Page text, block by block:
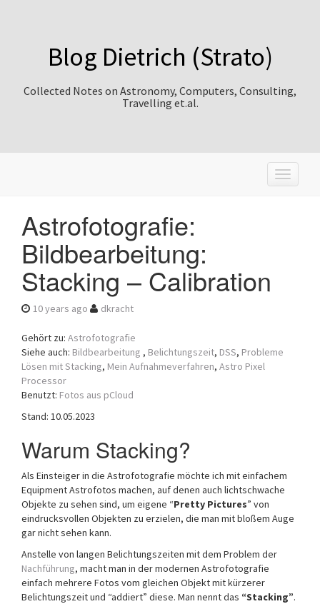
Blog Dietrich (Strato)
Collected Notes on Astronomy, Computers, Consulting,
Travelling et.al.
T
o
Astrofotografie:
Bildbearbeitung:
Stacking – Calibration
10 years ago dkracht
Gehört zu: Astrofotografie
Siehe auch: Bildbearbeitung , Belichtungszeit, DSS, Probleme
Lösen mit Stacking, Mein Aufnahmeverfahren, Astro Pixel
Processor
Benutzt: Fotos aus pCloud
Stand: 10.05.2023
Warum Stacking?
Als Einsteiger in die Astrofotografie möchte ich mit einfachem
Equipment Astrofotos machen, auf denen auch lichtschwache
Objekte zu sehen sind, um eigene “Pretty Pictures” von
eindrucksvollen Objekten zu erzielen, die man mit bloßem Auge
gar nicht sehen kann.
Anstelle von langen Belichtungszeiten mit dem Problem der
Nachführung, macht man in der modernen Astrofotografie
einfach mehrere Fotos vom gleichen Objekt mit kürzerer
Belichtungszeit und “addiert” diese. Man nennt das “Stacking”.